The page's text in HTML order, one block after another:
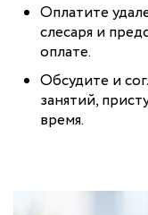
Оплатите
слесаря и
оплате.
Обсудите и
занятий,
время.